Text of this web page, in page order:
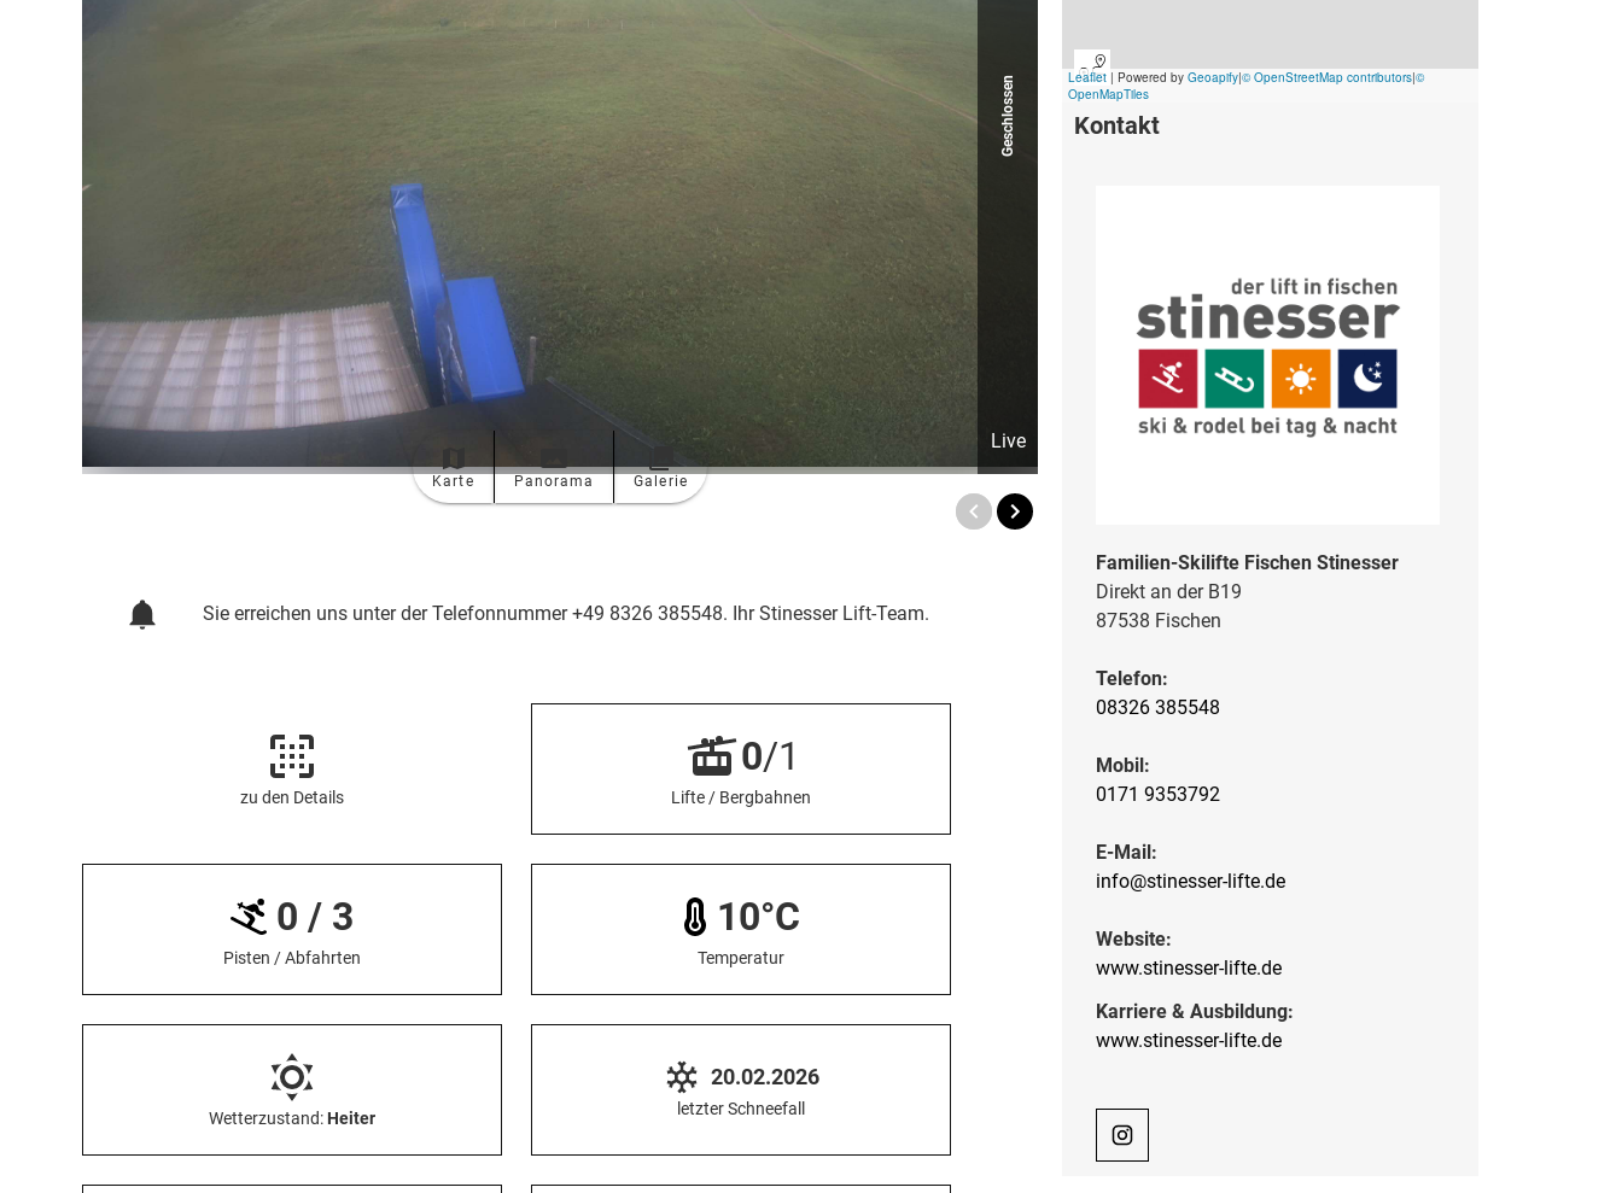
Geschlossen
Live
Karte Panorama Galerie
Sie erreichen uns unter der Telefonnummer +49 8326 385548. Ihr Stinesser Lift-Team.
zu den Details
0/1
Lifte / Bergbahnen
0 / 3
Pisten / Abfahrten
10°C
Temperatur
Wetterzustand: Heiter
20.02.2026
letzter Schneefall
Kontakt
Familien-Skilifte Fischen Stinesser
Direkt an der B19
87538 Fischen
Telefon:
08326 385548
Mobil:
0171 9353792
E-Mail:
info@stinesser-lifte.de
Website:
www.stinesser-lifte.de
Karriere & Ausbildung:
www.stinesser-lifte.de